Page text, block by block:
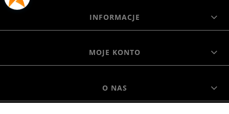
INFORMACJE
MOJE KONTO
O NAS